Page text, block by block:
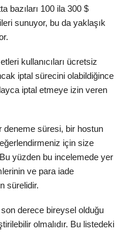
bazıları 100 ila 300 $
sunuyor, bu da yaklaşık
kullanıcıları ücretsiz
iptal sürecini olabildiğince
iptal etmeye izin veren
deneme süresi, bir hostun
için size
yüzden bu incelemede yer
ve para iade
sürelidir.
son derece bireysel olduğu
olmalıdır. Bu listedeki